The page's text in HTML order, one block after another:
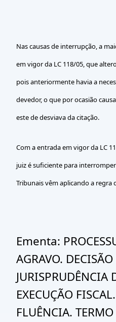
Nas causas de interrupção, a
em vigor da LC 118/05, que
pois anteriormente havia a
devedor, o que por ocasião
este de desviava da citação.
Com a entrada em vigor da LC
juiz é suficiente para
Tribunais vêm aplicando a regra
Ementa:
AGRAVO.
JURISPRUDÊNCIA
EXECUÇÃO
FLUÊNCIA.